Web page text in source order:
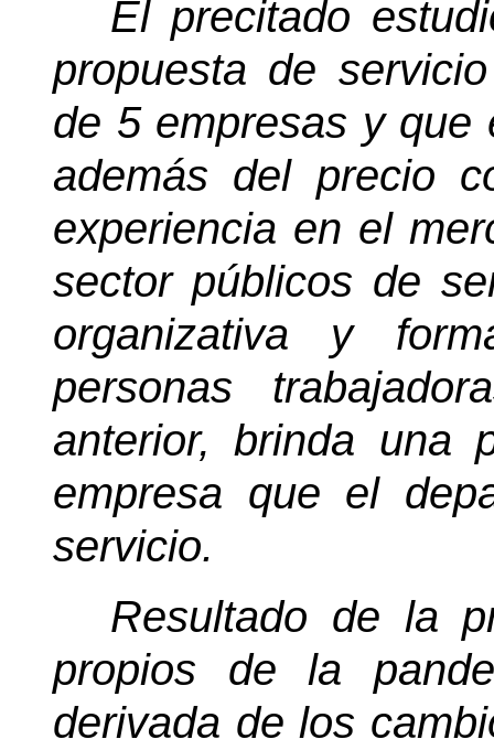
El precitado
propuesta de
de 5 empresas y que
además del precio
experiencia en el
sector públicos de
organizativa y
personas
anterior, brinda una
empresa que el
servicio.
Resultado de la
propios de la
derivada de los